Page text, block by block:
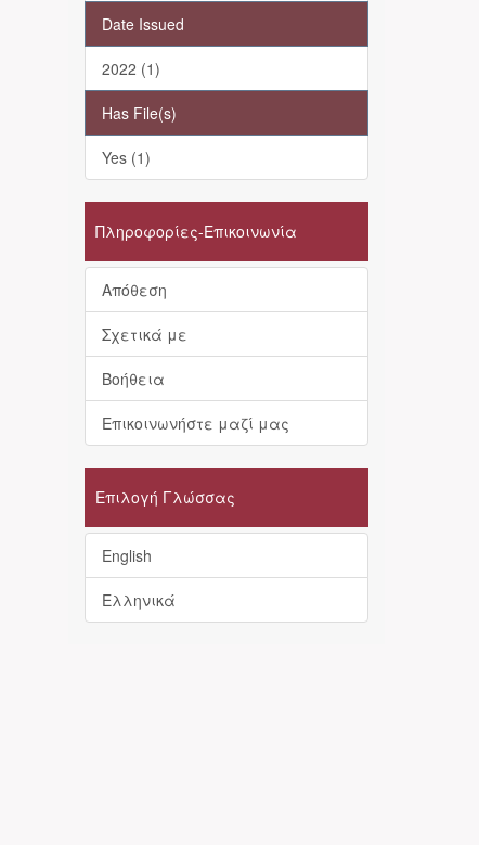
Date Issued
2022 (1)
Has File(s)
Yes (1)
Πληροφορίες-Επικοινωνία
Απόθεση
Σχετικά με
Βοήθεια
Επικοινωνήστε μαζί μας
Επιλογή Γλώσσας
English
Ελληνικά